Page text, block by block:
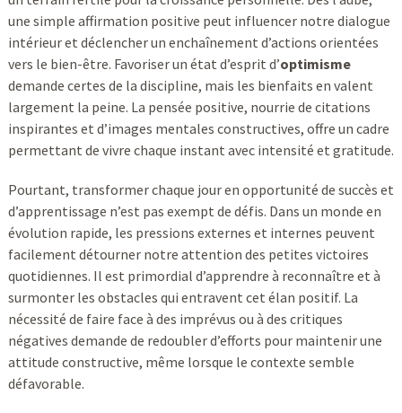
une simple affirmation positive peut influencer notre dialogue
intérieur et déclencher un enchaînement d’actions orientées
vers le bien-être. Favoriser un état d’esprit d’optimisme
demande certes de la discipline, mais les bienfaits en valent
largement la peine. La pensée positive, nourrie de citations
inspirantes et d’images mentales constructives, offre un cadre
permettant de vivre chaque instant avec intensité et gratitude.
Pourtant, transformer chaque jour en opportunité de succès et
d’apprentissage n’est pas exempt de défis. Dans un monde en
évolution rapide, les pressions externes et internes peuvent
facilement détourner notre attention des petites victoires
quotidiennes. Il est primordial d’apprendre à reconnaître et à
surmonter les obstacles qui entravent cet élan positif. La
nécessité de faire face à des imprévus ou à des critiques
négatives demande de redoubler d’efforts pour maintenir une
attitude constructive, même lorsque le contexte semble
défavorable.